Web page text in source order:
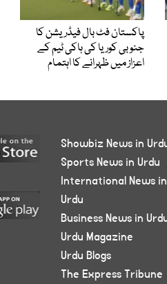
پاکستان فٹ بال فیڈریشن کا
جنوبی کوریا کی ہاکی ٹیم کے
اعزاز میں ظہرانے کا اہتمام
Showbiz News in
Sports News in Urdu
International News in
Urdu
Business News in
Urdu Magazine
Urdu Blogs
The Express Tribune